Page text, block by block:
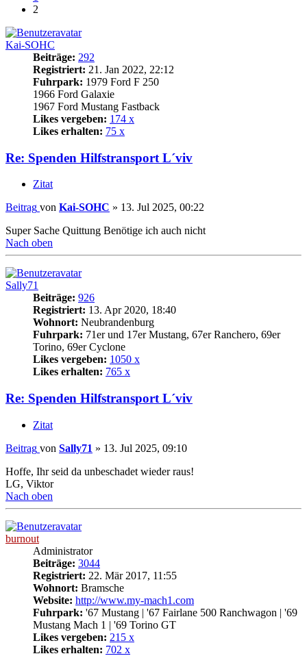
2
Kai-SOHC
Beiträge: 292
Registriert: 21. Jan 2022, 22:12
Fuhrpark: 1979 Ford F 250
1966 Ford Galaxie
1967 Ford Mustang Fastback
Likes vergeben: 174 x
Likes erhalten: 75 x
Re: Spenden Hilfstransport L´viv
Zitat
Beitrag von Kai-SOHC » 13. Jul 2025, 00:22
Super Sache Quittung Benötige ich auch nicht
Nach oben
Sally71
Beiträge: 926
Registriert: 13. Apr 2020, 18:40
Wohnort: Neubrandenburg
Fuhrpark: 71er und 17er Mustang, 67er Ranchero, 69er
Torino, 69er Cyclone
Likes vergeben: 1050 x
Likes erhalten: 765 x
Re: Spenden Hilfstransport L´viv
Zitat
Beitrag von Sally71 » 13. Jul 2025, 09:10
Hoffe, Ihr seid da unbeschadet wieder raus!
LG, Viktor
Nach oben
burnout
Administrator
Beiträge: 3044
Registriert: 22. Mär 2017, 11:55
Wohnort: Bramsche
Website: http://www.my-mach1.com
Fuhrpark: '67 Mustang | '67 Fairlane 500 Ranchwagon | '69
Mustang Mach 1 | '69 Torino GT
Likes vergeben: 215 x
Likes erhalten: 702 x